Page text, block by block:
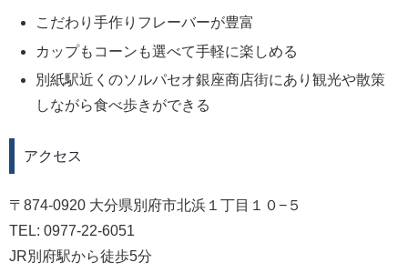
こだわり手作りフレーバーが豊富
カップもコーンも選べて手軽に楽しめる
別紙駅近くのソルパセオ銀座商店街にあり観光や散策
しながら食べ歩きができる
アクセス
〒874-0920 大分県別府市北浜１丁目１０−５
TEL: 0977-22-6051
JR別府駅から徒歩5分